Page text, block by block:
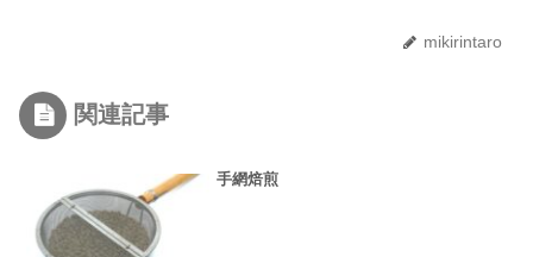
mikirintaro
関連記事
手網焙煎